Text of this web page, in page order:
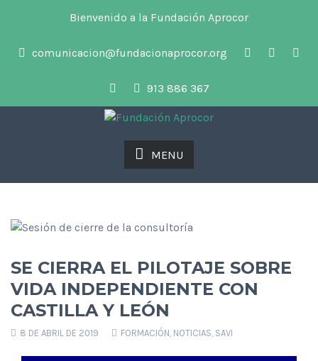
Bienvenido a la Fundación Aprocor
comunicacion@fundacionaprocor.org
913 886 367
MENU
SE CIERRA EL PILOTAJE SOBRE
VIDA INDEPENDIENTE CON
CASTILLA Y LEÓN
8 DE ABRIL DE 2019 FORMACIÓN, NOTICIAS, SAVI